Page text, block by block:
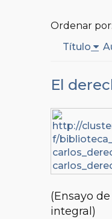
Ordenar por:
Título
El
(Ensayo
integral)